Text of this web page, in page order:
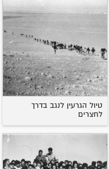
טיול הגרעין לנגב בדרך
לחצרים